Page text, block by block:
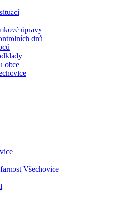
úpravy
dnů
obce
Všechovice